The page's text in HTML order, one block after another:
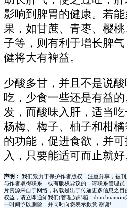
影响到脾胃的健康。若
果，如甘蔗、青枣、樱
子等，则有利于增长脾
健将大有裨益。
少酸多甘，并且不是说
吃，少食一些还是有益
发，而酸味入肝，适当
杨梅、梅子、柚子和柑
的功能，促进食欲，并
入，只要能适可而止就好
声明：
我们致力于保护作者版权，注重分享，被
与作者取得联系，或有版权异议的，请联系管理
片资源来自于网络，转载是出于传递更多信息之
权益，请立即通知我们(管理员邮箱：
一时间予以删除，并同时向您表示歉意,谢谢!